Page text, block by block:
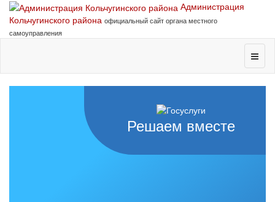
Администрация
Кольчугинского района официальный сайт органа местного
самоуправления
Решаем вместе